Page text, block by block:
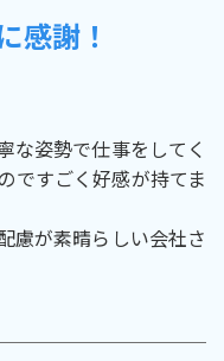
感謝！
な姿勢で仕事をしてく
ですごく好感が持てま
慮が素晴らしい会社さ